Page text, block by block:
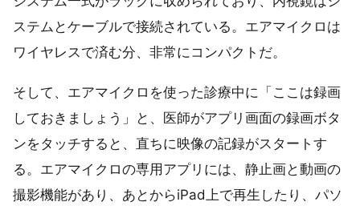
ステムとケーブルで接続されている。エアマイクロは
ワイヤレスで済む分、非常にコンパクトだ。
そして、エアマイクロを使った診療中に「ここは録画
しておきましょう」と、医師がアプリ画面の録画ボタ
ンをタッチすると、直ちに映像の記録がスタートす
る。エアマイクロの専用アプリには、静止画と動画の
撮影機能があり、あとからiPad上で再生したり、パソ